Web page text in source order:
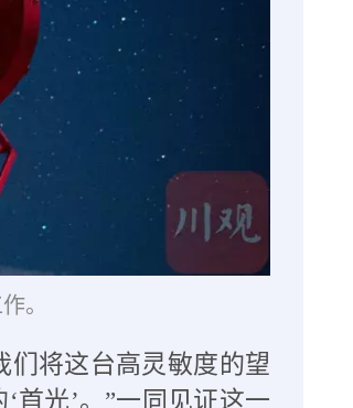
。
们将这台高灵敏度的望
首光’。”一同见证这一